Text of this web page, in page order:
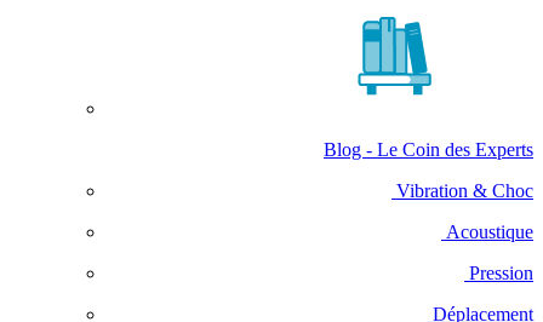
Blog - Le Coin des Experts
Vibration & Choc
Acoustique
Pression
Déplacement